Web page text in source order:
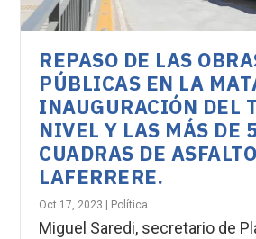
REPASO DE LAS
PÚBLICAS EN LA
INAUGURACIÓN DEL
NIVEL Y LAS MÁS DE
CUADRAS DE
LAFERRERE.
Oct 17, 2023 Política
Miguel Saredi, secretario de